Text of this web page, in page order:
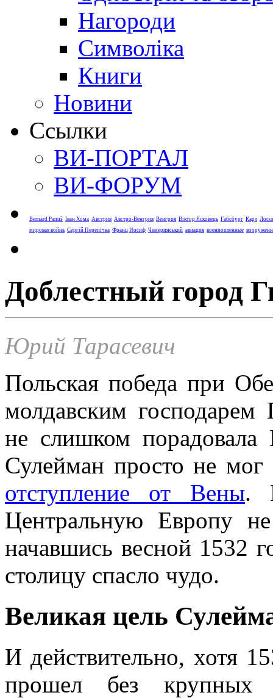
Нагороди
Символіка
Книги
Новини
Ссылки
ВИ-ПОРТАЛ
ВИ-ФОРУМ
Bernard Panuš Іван Хома Австрия Австро-Венгрия Венгрия Віктор Ясковець Габсбург Карл Лосєв
мировая война Сергій Перепічка Франц Иосиф Чемеринський авиация военнопленные
Доблестный город
Юрий Тарасевич
Польская победа при
молдавским господарем
не слишком порадовала
Сулейман просто не мог
отступление от Вены.
Центральную Европу
начавшись весной 1532
столицу спасло чудо.
Великая цель
И действительно, хотя
прошел без